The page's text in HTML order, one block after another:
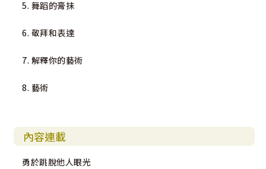
5. 舞蹈的膏抹
6. 敬拜和表達
7. 解釋你的藝術
8. 藝術
內容連載
勇於跳脫他人眼光